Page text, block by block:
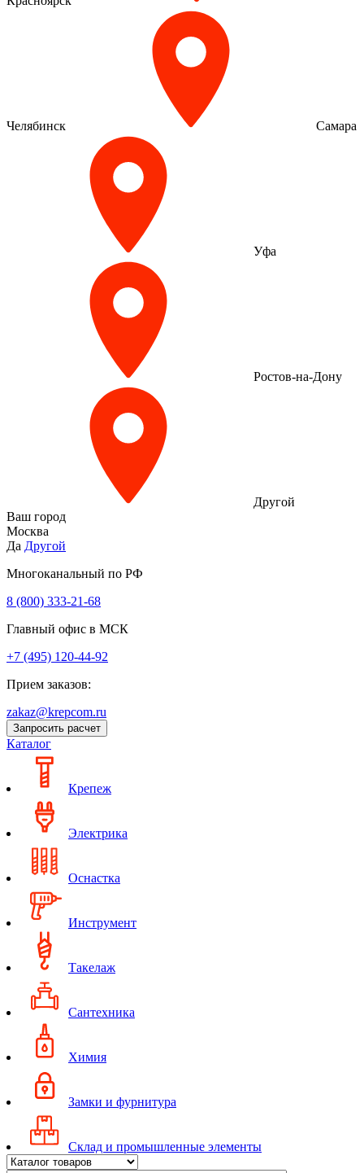
Челябинск Самара
Уфа
Ростов-на-Дону
Другой
Ваш город
Москва
Да Другой
Многоканальный по РФ
8 (800) 333‑21-68
Главный офис в МСК
+7 (495) 120-44-92
Прием заказов:
zakaz@krepcom.ru
Запросить расчет
Каталог
Крепеж
Электрика
Оснастка
Инструмент
Такелаж
Сантехника
Химия
Замки и фурнитура
Склад и промышленные элементы